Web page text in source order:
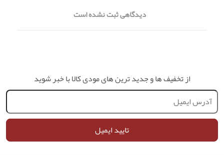
دیدگاهی ثبت نشده است
از تخفیف ها و جدید ترین های مودی کالا با خبر شوید
تایید ایمیل